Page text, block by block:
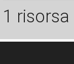
1 risorsa